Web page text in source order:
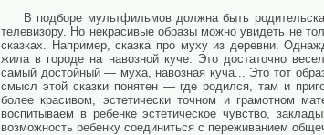
В подборе мультфильмов должна быть
телевизору. Но некрасивые образы можно увидеть не
сказках. Например, сказка про муху из деревни.
жила в городе на навозной куче. Это достаточно
самый достойный — муха, навозная куча... Это тот
смысл этой сказки понятен — где родился, там и
более красивом, эстетически точном и грамотном
воспитываем в ребенке эстетическое чувство,
возможность ребенку соединиться с переживанием